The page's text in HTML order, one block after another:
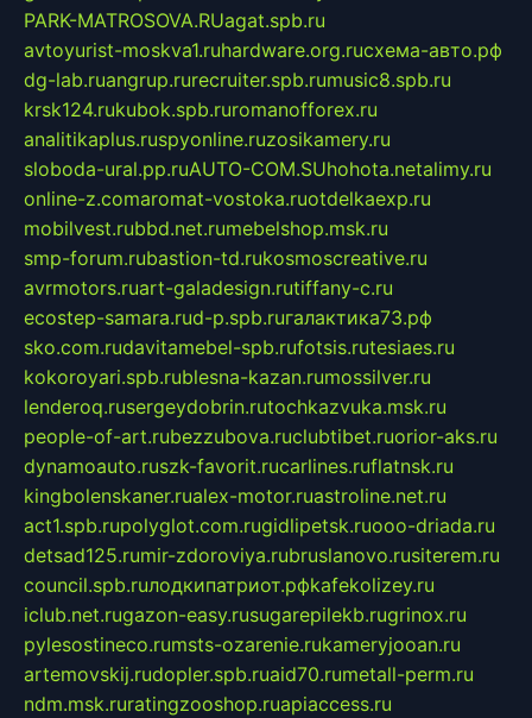
PARK-MATROSOVA.RUagat.spb.ru
avtoyurist-moskva1.ruhardware.org.ruсхема-авто.рф
dg-lab.ruangrup.rurecruiter.spb.rumusic8.spb.ru
krsk124.rukubok.spb.ruromanofforex.ru
analitikaplus.ruspyonline.ruzosikamery.ru
sloboda-ural.pp.ruAUTO-COM.SUhohota.netalimy.ru
online-z.comaromat-vostoka.ruotdelkaexp.ru
mobilvest.rubbd.net.rumebelshop.msk.ru
smp-forum.rubastion-td.rukosmoscreative.ru
avrmotors.ruart-galadesign.rutiffany-c.ru
ecostep-samara.rud-p.spb.ruгалактика73.рф
sko.com.rudavitamebel-spb.rufotsis.rutesiaes.ru
kokoroyari.spb.rublesna-kazan.rumossilver.ru
lenderoq.rusergeydobrin.rutochkazvuka.msk.ru
people-of-art.rubezzubova.ruclubtibet.ruorior-aks.ru
dynamoauto.ruszk-favorit.rucarlines.ruflatnsk.ru
kingbolenskaner.rualex-motor.ruastroline.net.ru
act1.spb.rupolyglot.com.rugidlipetsk.ruooo-driada.ru
detsad125.rumir-zdoroviya.rubruslanovo.rusiterem.ru
council.spb.ruлодкипатриот.рфkafekolizey.ru
iclub.net.rugazon-easy.rusugarepilekb.rugrinox.ru
pylesostineco.rumsts-ozarenie.rukameryjooan.ru
artemovskij.rudopler.spb.ruaid70.rumetall-perm.ru
ndm.msk.ruratingzooshop.ruapiaccess.ru